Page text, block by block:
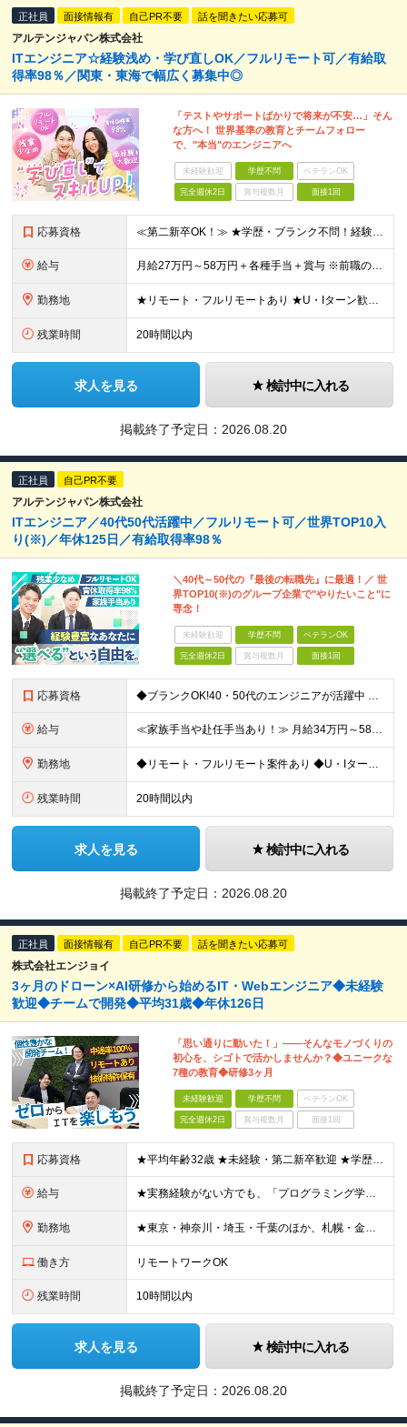
正社員 面接情報有 自己PR不要 話を聞きたい応募可
アルテンジャパン株式会社
ITエンジニア☆経験浅め・学び直しOK／フルリモート可／有給取
得率98％／関東・東海で幅広く募集中◎
「テストやサポートばかりで将来が不安…」そん
な方へ！ 世界基準の教育とチームフォロー
で、"本当"のエンジニアへ
未経験歓迎 学歴不問 ベテランOK
完全週休2日 賞与複数月 面接1回
応募資格 ≪第二新卒OK！≫ ★学歴・ブランク不問！経験浅めもOK ★何らかのIT系職種の実務経験をお持ちの方 └年数不問。「1ヶ月程度の経験しかない…」という方もOK！ ※SE／PG・運用・保守・ヘルプデス
給与 月給27万円～58万円＋各種手当＋賞与 ※前職の給与・経験・スキルなどを考慮のうえで決定します ※残業代は1分単位で全額支給します ※試用期間3ヶ月。その間の給与・待遇に差異はありません ★充実の各
勤務地 ★リモート・フルリモートあり ★U・Iターン歓迎 ★配属先は希望を最大限考慮します ★転勤・転居は相談可能です ■各拠点、または関東・東海エリアのプロジェクト先での勤務 ※会社都合での無理な転勤・転
残業時間 20時間以内
求人を見る 検討中に入れる
掲載終了予定日： 2026.08.20
正社員 自己PR不要
アルテンジャパン株式会社
ITエンジニア／40代50代活躍中／フルリモート可／世界TOP10入
り(※)／年休125日／有給取得率98％
＼40代～50代の『最後の転職先』に最適！／ 世
界TOP10(※)のグループ企業で"やりたいこと"に
専念！
未経験歓迎 学歴不問 ベテランOK
完全週休2日 賞与複数月 面接1回
応募資格 ◆ブランクOK!40・50代のエンジニアが活躍中 ◆社会人経験10年以上の方も歓迎いたします！ ■学歴不問 ■何らかのIT系職種の実務経験をお持ちの方（経験年数不問） ※SE／PG・運用・保守・ヘル
給与 ≪家族手当や赴任手当あり！≫ 月給34万円～58万円＋賞与＋各種手当 ※前職の給与・経験・スキルなどを考慮のうえで決定します ※残業代は1分単位で全額支給します ※試用期間3ヶ月。その間の給与・待遇
勤務地 ◆リモート・フルリモート案件あり ◆U・Iターン歓迎 ◆配属先は希望を最大限考慮します！ ◆転勤・転居についてはご相談が可能です 各拠点、または関東・東海の各プロジェクト先での勤務となります。 ※会
残業時間 20時間以内
求人を見る 検討中に入れる
掲載終了予定日： 2026.08.20
正社員 面接情報有 自己PR不要 話を聞きたい応募可
株式会社エンジョイ
3ヶ月のドローン×AI研修から始めるIT・Webエンジニア◆未経験
歓迎◆チームで開発◆平均31歳◆年休126日
「思い通りに動いた！」――そんなモノづくりの
初心を、シゴトで活かしませんか？◆ユニークな
7種の教育◆研修3ヶ月
未経験歓迎 学歴不問 ベテランOK
完全週休2日 賞与複数月 面接1回
応募資格 ★平均年齢32歳 ★未経験・第二新卒歓迎 ★学歴不問 ★人柄重視の採用 ＊＊＊＊＊＊＊＊＊＊＊ ■ AI時代に負けないスキルを身につけたい方はぜひ！ （IT・Webが初めて、という方も歓迎します）
給与 ★実務経験がない方でも、「プログラミング学習」「IT系の趣味開発」「インフラやテスト・サポート系のご経験」などを優遇して給与額を決定します！ ＊＊＊＊＊＊＊＊＊＊＊ ▼エリアにより異なります ■東
勤務地 ★東京・神奈川・埼玉・千葉のほか、札幌・金沢・福岡で募集！ （※転勤なし、リモートワークの可能性あり） ■本社 ￣￣￣ 東京都台東区上野6-1-11 平岡ビル9F ※本社または、一都三県のプロジェク
働き方 リモートワークOK
残業時間 10時間以内
求人を見る 検討中に入れる
掲載終了予定日： 2026.08.20